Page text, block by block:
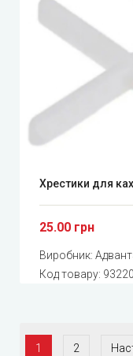
Хрестики для
25.00 грн
Виробник:
Код товару:
1 2